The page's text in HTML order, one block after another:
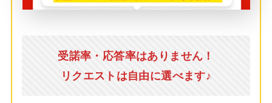
受諾率・応答率はありません！
リクエストは自由に選べます♪